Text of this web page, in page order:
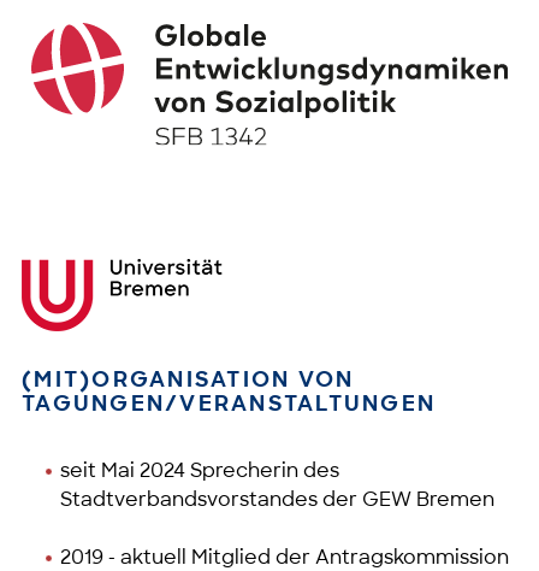
(MIT)ORGANISATION VON
TAGUNGEN/VERANSTALTUNGEN
seit Mai 2024 Sprecherin des
Stadtverbandsvorstandes der GEW Bremen
2019 - aktuell Mitglied der Antragskommission